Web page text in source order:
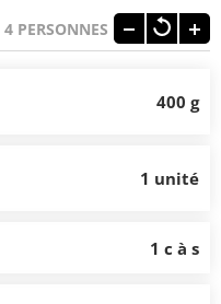
4 PERSONNES
400 g
1 unité
1 c à s